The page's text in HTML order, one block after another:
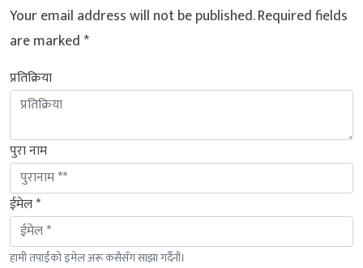
Your email address will not be published.Required fields
are marked*
प्रतिक्रिया
पुरा नाम
ईमेल *
हामी तपाईंको इमेल अरू कसैसँग साझा गर्दैनौं।